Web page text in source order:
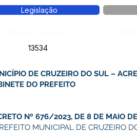
Legislação
13534
DE CRUZEIRO DO SUL – ACRE
DO PREFEITO
Nº 676/2023, DE 8 DE MAIO
MUNICIPAL DE CRUZEIRO